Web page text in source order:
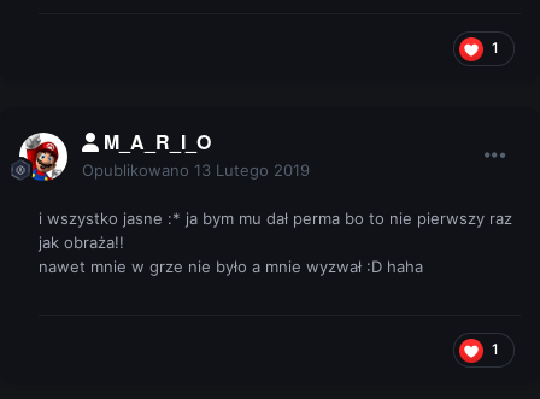
1
M_A_R_I_O
Opublikowano 13 Lutego 2019
i wszystko jasne :* ja bym mu dał perma bo to nie pierwszy raz
jak obraża!!
nawet mnie w grze nie było a mnie wyzwał :D haha
1